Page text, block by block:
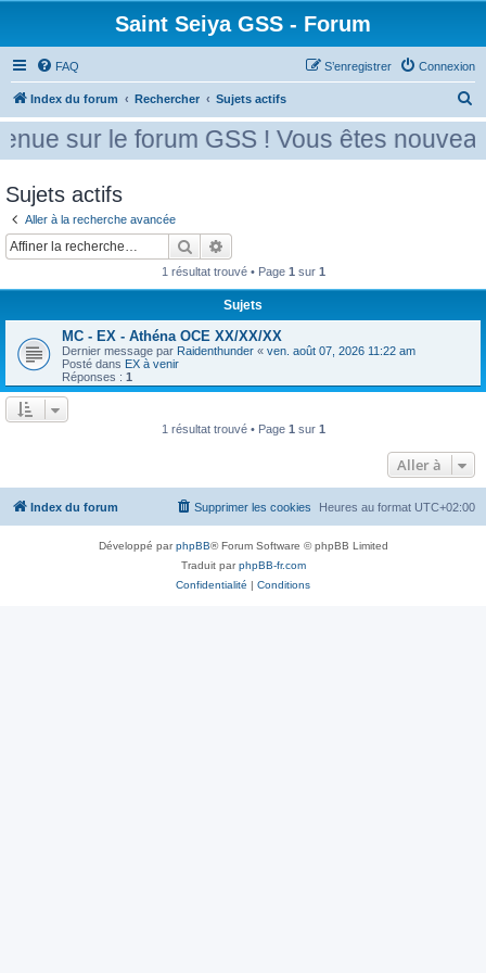
Saint Seiya GSS - Forum
FAQ Connexion
S’enregistrer
Index du forum Rechercher Sujets actifs
e
c
sur le forum GSS ! Vous êtes
Sujets actifs
Aller à la recherche avancée
Rechercher
1 résultat trouvé • Page 1 sur 1
Sujets
MC - EX - Athéna OCE XX/XX/XX
Dernier message par Raidenthunder « ven. août 07, 2026 11:22 am
Posté dans EX à venir
Réponses : 1
1 résultat trouvé • Page 1 sur 1
Aller à
Index du forum Heures au format UTC+02:00
Supprimer les cookies
Développé parphpBB® Forum Software © phpBB Limited
Traduit parphpBB-fr.com
Confidentialité | Conditions